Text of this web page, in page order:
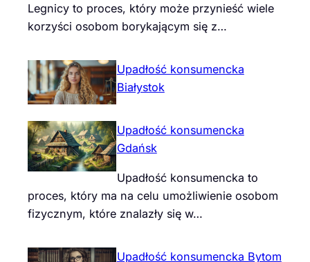
Legnicy to proces, który może przynieść wiele
korzyści osobom borykającym się z…
Upadłość konsumencka
Białystok
Upadłość konsumencka
Gdańsk
Upadłość konsumencka to
proces, który ma na celu umożliwienie osobom
fizycznym, które znalazły się w…
Upadłość konsumencka Bytom